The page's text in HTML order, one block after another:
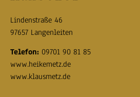
Lindenstraße 46
97657 Langenleiten
Telefon: 09701 90 81 85
www.heikemetz.de
www.klausmetz.de